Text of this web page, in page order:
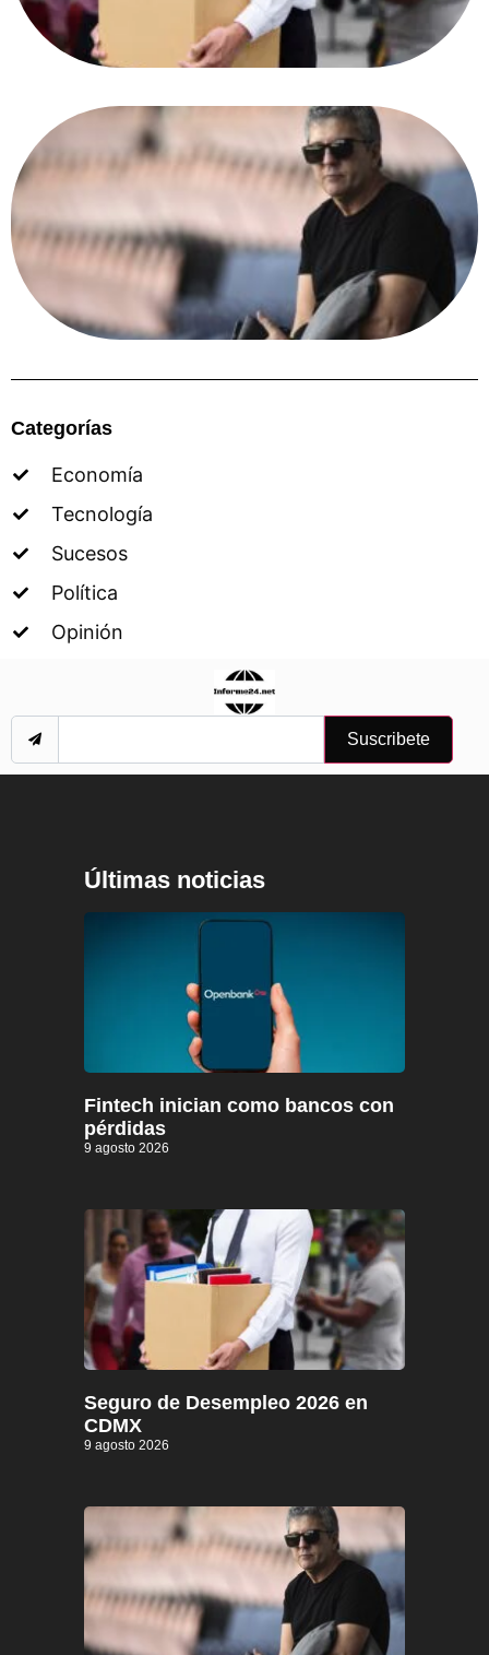
Categorías
Economía
Tecnología
Sucesos
Política
Opinión
Suscribete
Últimas noticias
Fintech inician como bancos con
pérdidas
9 agosto 2026
Seguro de Desempleo 2026 en
CDMX
9 agosto 2026